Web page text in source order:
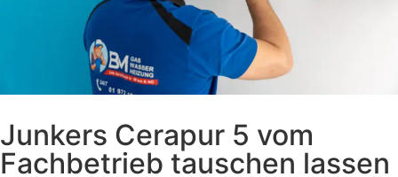
Junkers Cerapur 5 vom
Fachbetrieb tauschen lassen